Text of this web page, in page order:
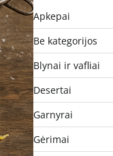
Apkepai
Be kategorijos
Blynai ir vafliai
Desertai
Garnyrai
Gėrimai